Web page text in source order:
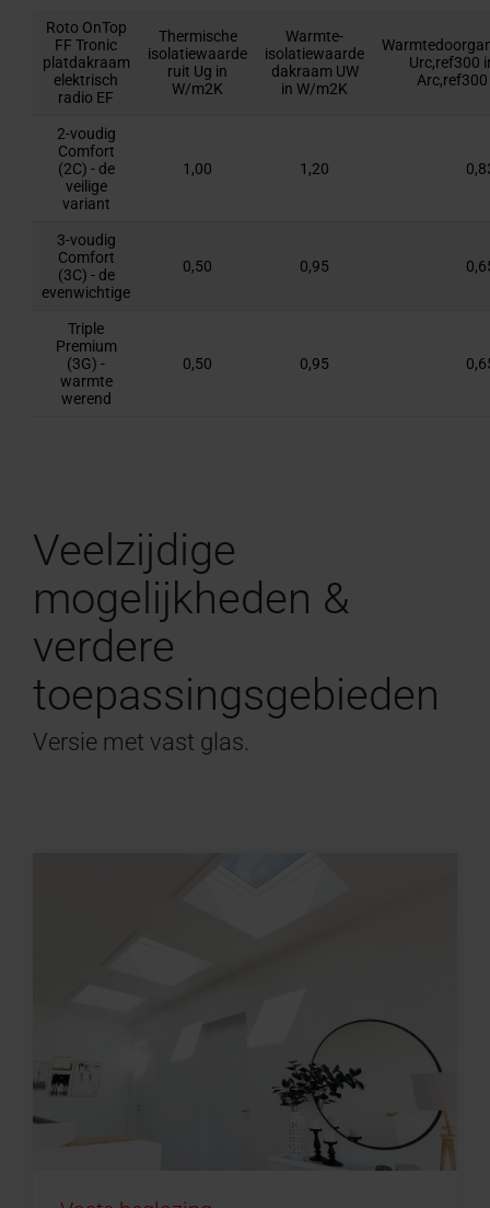
Roto OnTop
FF Tronic
platdakraam
elektrisch
radio EF
Thermische
isolatiewaarde
ruit Ug in
W/m2K
Warmte-
isolatiewaarde
dakraam UW
in W/m2K
Urc,ref300
2-voudig
Comfort
(2C) - de
veilige
variant
1,00 1,20
3-voudig
Comfort
(3C) - de
evenwichtige
0,50 0,95
Triple
Premium
(3G) -
warmte
werend
0,50 0,95
Veelzijdige
mogelijkheden &
verdere
toepassingsgebieden
Versie met vast glas.